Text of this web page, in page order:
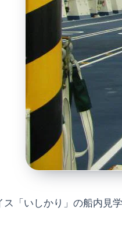
「いしかり」の船内見